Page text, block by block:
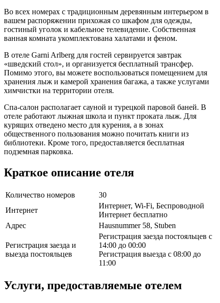
Во всех номерах с традиционным деревянным интерьером в
вашем распоряжении прихожая со шкафом для одежды,
гостиный уголок и кабельное телевидение. Собственная
ванная комната укомплектована халатами и феном.
В отеле Garni Arlberg для гостей сервируется завтрак
«шведский стол», и организуется бесплатный трансфер.
Помимо этого, вы можете воспользоваться помещением для
хранения лыж и камерой хранения багажа, а также услугами
химчистки на территории отеля.
Спа-салон располагает сауной и турецкой паровой баней. В
отеле работают лыжная школа и пункт проката лыж. Для
курящих отведено место для курения, а в зонах
общественного пользования можно почитать книги из
библиотеки. Кроме того, предоставляется бесплатная
подземная парковка.
Краткое описание отеля
Количество номеров
30
Интернет
Интернет, Wi-Fi, Беспроводной
Интернет бесплатно
Адрес
Hausnummer 58, Stuben
Регистрация заезда и
выезда постояльцев
Регистрация заезда постояльцев с
14:00 до 00:00
Регистрация выезда с 08:00 до
11:00
Услуги, предоставляемые отелем